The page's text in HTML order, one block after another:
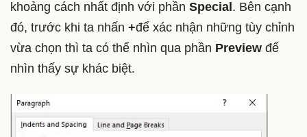
khoảng cách nhất định với phần Special . Bên cạnh
đó, trước khi ta nhấn +để xác nhận những tùy chỉnh
vừa chọn thì ta có thể nhìn qua phần Preview để
nhìn thấy sự khác biệt.